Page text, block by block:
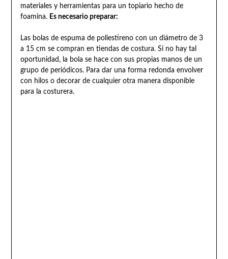
materiales y herramientas para un topiario hecho de
foamina. Es necesario preparar:
Las bolas de espuma de poliestireno con un diámetro de 3
a 15 cm se compran en tiendas de costura. Si no hay tal
oportunidad, la bola se hace con sus propias manos de un
grupo de periódicos. Para dar una forma redonda envolver
con hilos o decorar de cualquier otra manera disponible
para la costurera.